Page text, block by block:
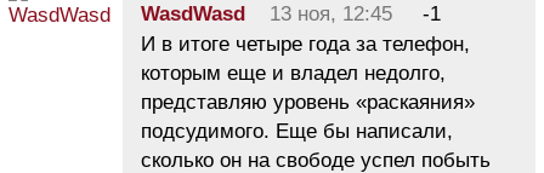
WasdWasd 13 ноя, 12:45
-1
И в итоге четыре года за телефон,
которым еще и владел недолго,
представляю уровень «раскаяния»
подсудимого. Еще бы написали,
сколько он на свободе успел побыть